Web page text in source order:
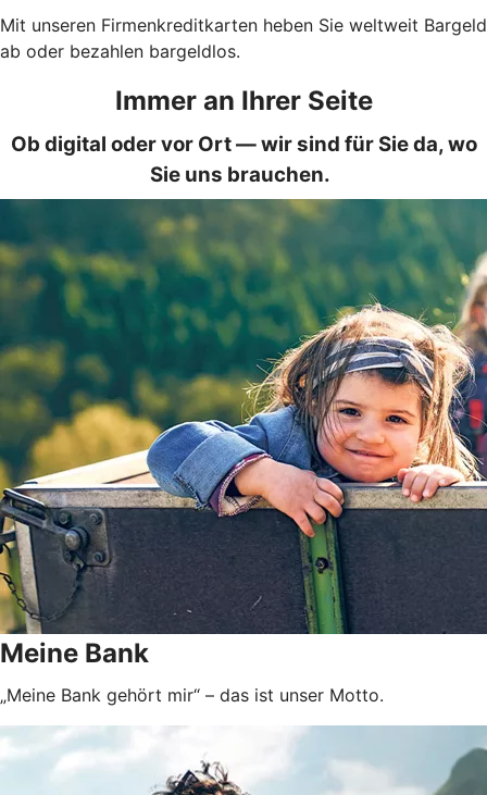
Mit unseren Firmenkreditkarten heben Sie weltweit Bargeld
ab oder bezahlen bargeldlos.
Immer an Ihrer Seite
Ob digital oder vor Ort — wir sind für Sie da, wo
Sie uns brauchen.
Meine Bank
„Meine Bank gehört mir“ – das ist unser Motto.